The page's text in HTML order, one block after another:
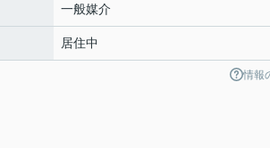
一般媒介
居住中
情報